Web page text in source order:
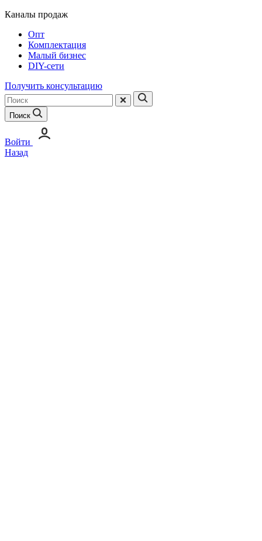
Каналы продаж
Опт
Комплектация
Малый бизнес
DIY-сети
Получить консультацию
Поиск
Войти
Назад